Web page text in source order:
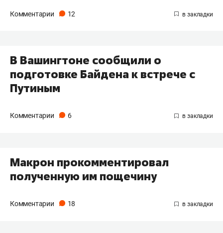
Комментарии 12
В Вашингтоне сообщили о
подготовке Байдена к встрече с
Путиным
Комментарии 6
Макрон прокомментировал
полученную им пощечину
Комментарии 18